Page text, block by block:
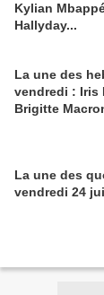
Kylian
Hallyday...
La une des
vendredi : Iris
Brigitte
La une des
vendredi 24